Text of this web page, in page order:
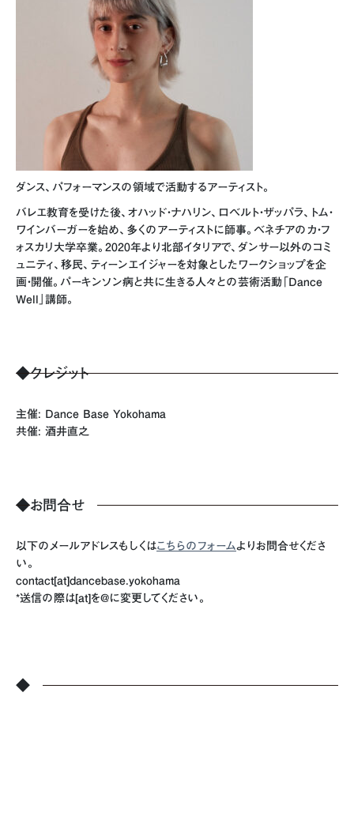
ダンス、パフォーマンスの領域で活動するアーティスト。
バレエ教育を受けた後、オハッド・ナハリン、ロベルト・ザッパラ、トム・
ワインバーガーを始め、多くのアーティストに師事。ベネチアのカ・フ
ォスカリ大学卒業。2020年より北部イタリアで、ダンサー以外のコミ
ュニティ、移民、ティーンエイジャーを対象としたワークショップを企
画・開催。パーキンソン病と共に生きる人々との芸術活動「Dance
Well」講師。
◆クレジット
主催: Dance Base Yokohama
共催: 酒井直之
◆お問合せ
以下のメールアドレスもしくはこちらのフォームよりお問合せくださ
い。
contact[at]dancebase.yokohama
*送信の際は[at]を@に変更してください。
◆